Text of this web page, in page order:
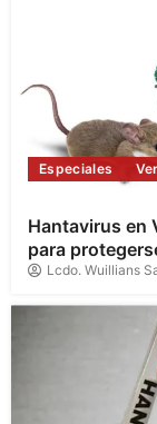
Especiales
Hantavirus en
para
Lcdo. Wuillians